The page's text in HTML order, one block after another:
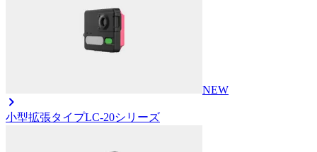
NEW
小型拡張タイプLC-20シリーズ